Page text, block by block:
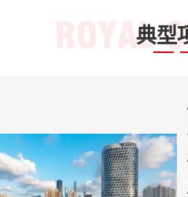
典型